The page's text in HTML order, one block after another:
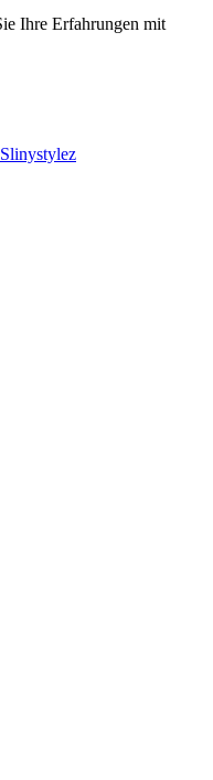
Ihre Erfahrungen mit
Slinystylez